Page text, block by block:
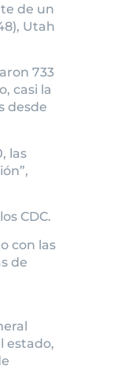
de un
Utah
733
casi la
desde
las
CDC.
con las
de
estado,